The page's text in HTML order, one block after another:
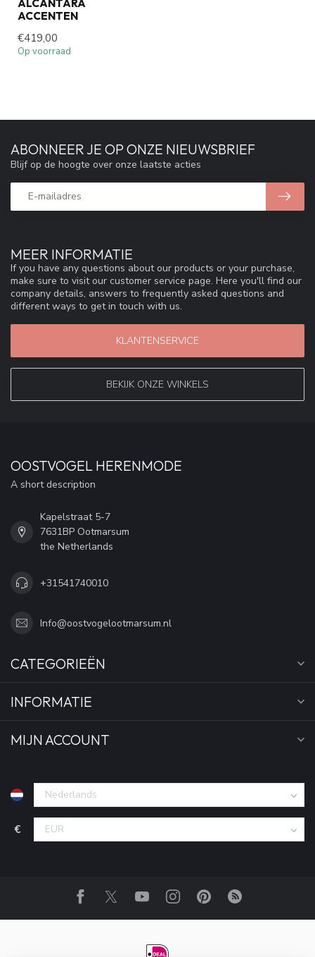
ALCANTARA
ACCENTEN
€419,00
Op voorraad
MEER INFORMATIE
If you have any questions about our products or your purchase,
make sure to visit our customer service page. Here you'll find our
company details, answers to frequently asked questions and
different ways to get in touch with us.
KLANTENSERVICE
BEKIJK ONZE WINKELS
ABONNEER JE OP ONZE NIEUWSBRIEF
Blijf op de hoogte over onze laatste acties
OOSTVOGEL HERENMODE
A short description
Kapelstraat 5-7
7631BP Ootmarsum
the Netherlands
+31541740010
Info@oostvogelootmarsum.nl
CATEGORIEËN
INFORMATIE
MIJN ACCOUNT
€